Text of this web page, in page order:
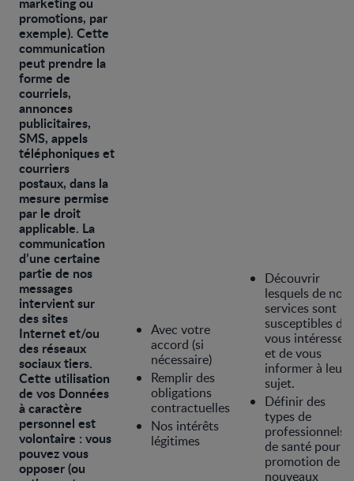
promotions, par
exemple). Cette
communication
peut prendre la
forme de
courriels,
annonces
publicitaires,
SMS, appels
téléphoniques et
courriers
postaux, dans la
mesure permise
par le droit
applicable. La
communication
d’une certaine
partie de nos
messages
intervient sur
des sites
Internet et/ou
des réseaux
sociaux tiers.
Cette utilisation
de vos Données
à caractère
personnel est
volontaire : vous
pouvez vous
opposer (ou
Avec votre
accord (si
nécessaire)
Remplir des
obligations
contractuelles
Nos intérêts
légitimes
Découvrir
lesquels de nos
services sont
susceptibles de
vous intéresser,
et de vous
informer à leur
sujet.
Définir des
types de
professionnels
de santé pour la
promotion de
nouveaux